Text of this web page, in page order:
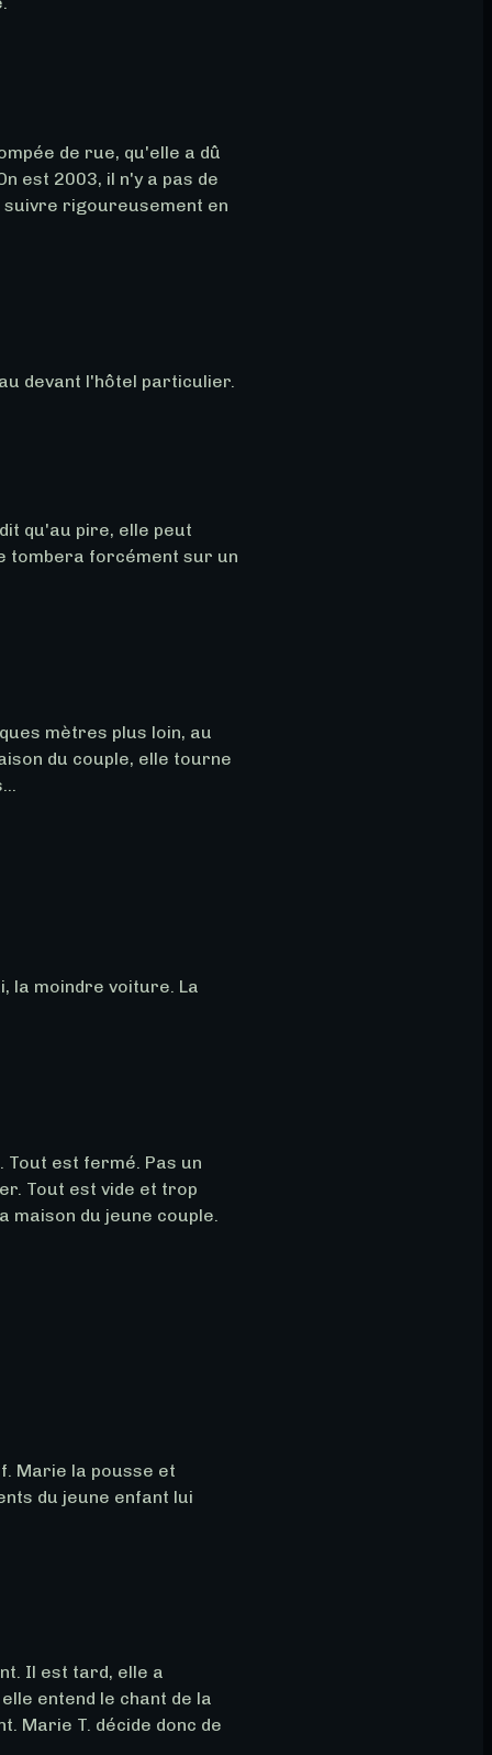
de rue, qu'elle a dû
est 2003, il n'y a pas de
suivre rigoureusement en
devant l'hôtel particulier.
qu'au pire, elle peut
tombera forcément sur un
mètres plus loin, au
du couple, elle tourne
la moindre voiture. La
Tout est fermé. Pas un
Tout est vide et trop
maison du jeune couple.
Marie la pousse et
du jeune enfant lui
Il est tard, elle a
entend le chant de la
Marie T. décide donc de